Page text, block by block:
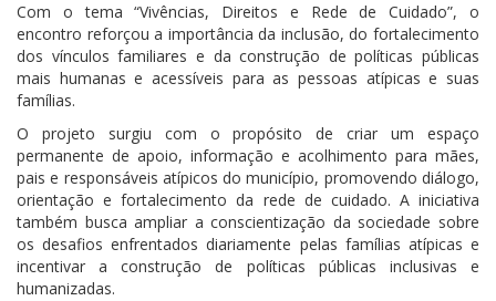
Com o tema “Vivências, Direitos e Rede de Cuidado”, o
encontro reforçou a importância da inclusão, do fortalecimento
dos vínculos familiares e da construção de políticas públicas
mais humanas e acessíveis para as pessoas atípicas e suas
famílias.
O projeto surgiu com o propósito de criar um espaço
permanente de apoio, informação e acolhimento para mães,
pais e responsáveis atípicos do município, promovendo diálogo,
orientação e fortalecimento da rede de cuidado. A iniciativa
também busca ampliar a conscientização da sociedade sobre
os desafios enfrentados diariamente pelas famílias atípicas e
incentivar a construção de políticas públicas inclusivas e
humanizadas.